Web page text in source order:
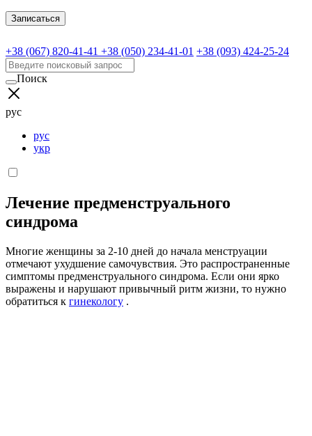
Записаться
+38 (067) 820-41-41 +38 (050) 234-41-01 +38 (093) 424-25-24
Поиск
рус
рус
укр
Лечение предменструального
синдрома
Многие женщины за 2-10 дней до начала менструации
отмечают ухудшение самочувствия. Это распространенные
симптомы предменструального синдрома. Если они ярко
выражены и нарушают привычный ритм жизни, то нужно
обратиться к гинекологу .